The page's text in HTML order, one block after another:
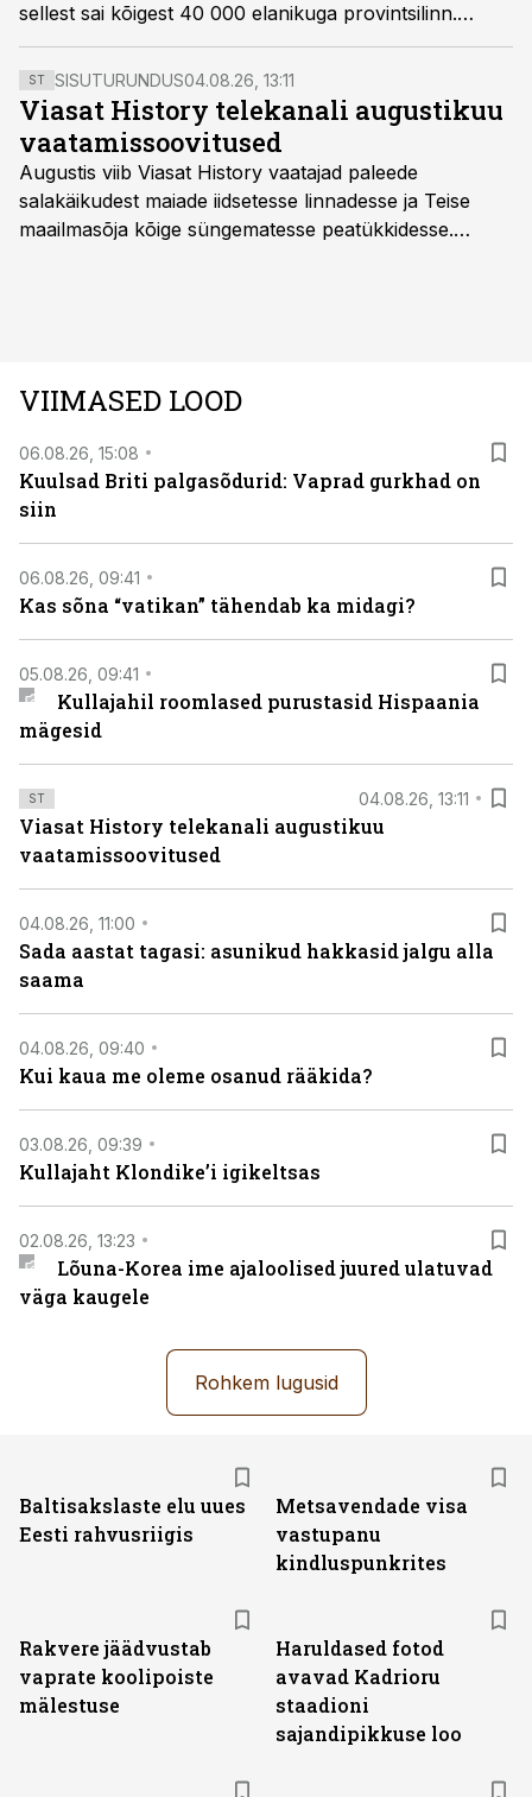
sellest sai kõigest 40 000 elanikuga provintsilinn.
Roomlased pöörasid selja antiiksetele ehitistele ja
unustasid linna suurejoonelise ajaloo.
ST SISUTURUNDUS04.08.26, 13:11
Viasat History telekanali augustikuu
vaatamissoovitused
Augustis viib Viasat History vaatajad paleede
salakäikudest maiade iidsetesse linnadesse ja Teise
maailmasõja kõige süngematesse peatükkidesse.
viasathistory.eu/ee
VIIMASED LOOD
06.08.26, 15:08
Kuulsad Briti palgasõdurid: Vaprad gurkhad on
siin
06.08.26, 09:41
Kas sõna “vatikan” tähendab ka midagi?
05.08.26, 09:41
Kullajahil roomlased purustasid Hispaania
mägesid
ST 04.08.26, 13:11
Viasat History telekanali augustikuu
vaatamissoovitused
04.08.26, 11:00
Sada aastat tagasi: asunikud hakkasid jalgu alla
saama
04.08.26, 09:40
Kui kaua me oleme osanud rääkida?
03.08.26, 09:39
Kullajaht Klondike’i igikeltsas
02.08.26, 13:23
Lõuna-Korea ime ajaloolised juured ulatuvad
väga kaugele
Rohkem lugusid
Baltisakslaste elu uues
Eesti rahvusriigis
Metsavendade visa
vastupanu
kindluspunkrites
Rakvere jäädvustab
vaprate koolipoiste
mälestuse
Haruldased fotod
avavad Kadrioru
staadioni
sajandipikkuse loo